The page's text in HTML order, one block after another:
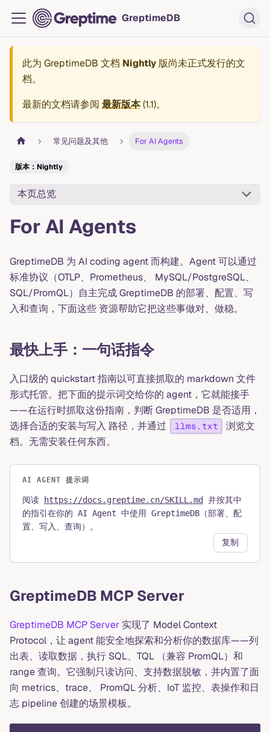
GreptimeDB
此为 GreptimeDB 文档 Nightly 版尚未正式发行的文
档。
最新的文档请参阅 最新版本(1.1)。
常见问题及其他 For AI Agents
版本：Nightly
本页总览
For AI Agents
GreptimeDB 为 AI coding agent 而构建。Agent 可以通过
标准协议（OTLP、Prometheus、 MySQL/PostgreSQL、
SQL/PromQL）自主完成 GreptimeDB 的部署、配置、写
入和查询，下面这些 资源帮助它把这些事做对、做稳。
最快上手：一句话指令
入口级的 quickstart 指南以可直接抓取的 markdown 文件
形式托管。把下面的提示词交给你的 agent，它就能接手
——在运行时抓取这份指南，判断 GreptimeDB 是否适用，
选择合适的安装与写入 路径，并通过
llms.txt
浏览文
档。无需安装任何东西。
AI AGENT 提示词
阅读 https://docs.greptime.cn/SKILL.md
并按其中
的指引在你的 AI Agent 中使用 GreptimeDB（部署、配
置、写入、查询）。
复制
GreptimeDB MCP Server
GreptimeDB MCP Server 实现了 Model Context
Protocol，让 agent 能安全地探索和分析你的数据库——列
出表、读取数据，执行 SQL、TQL （兼容 PromQL）和
range 查询。它强制只读访问、支持数据脱敏，并内置了面
向 metrics、trace、 PromQL 分析、IoT 监控、表操作和日
志 pipeline 创建的场景模板。